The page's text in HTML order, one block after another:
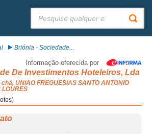
Briónia - Sociedade...
Informação oferecida por
De Investimentos Hoteleiros, Lda
UNIAO FREGUESIAS SANTO ANTONIO
LOURES